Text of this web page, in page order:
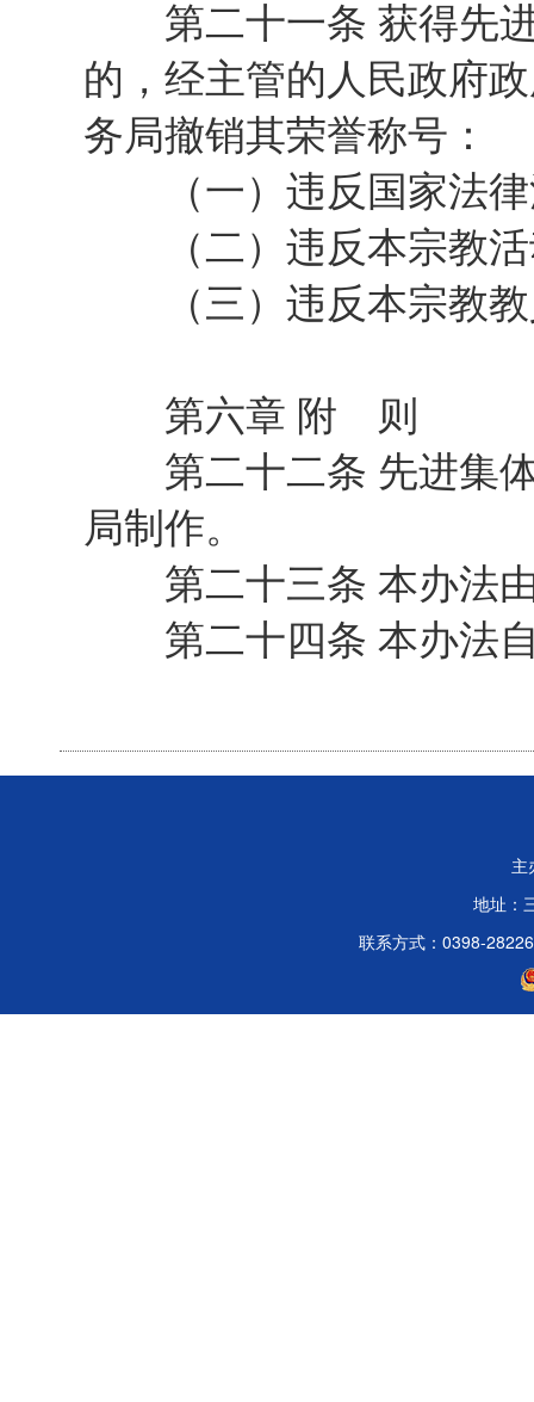
第二十一条 获得先进
的，经主管的人民政府
务局撤销其荣誉称号：
（一）违反国家法律
（二）违反本宗教活
（三）违反本宗教教
第六章 附 则
第二十二条 先进集体
局制作。
第二十三条 本办法由
第二十四条 本办法自
主
地址：
联系方式：0398-